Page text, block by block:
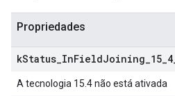
Propriedades
kStatus InFieldJoining 15 4
A tecnologia 15.4 não está ativada